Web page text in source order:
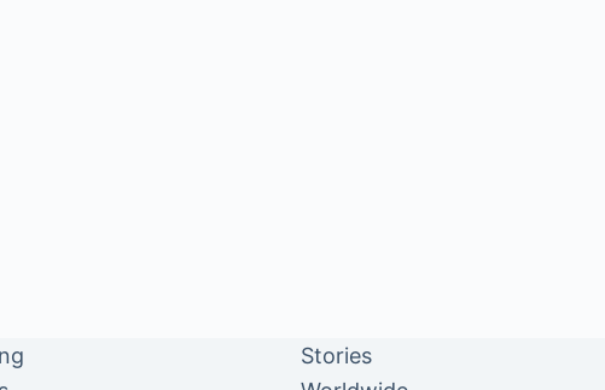
Stories